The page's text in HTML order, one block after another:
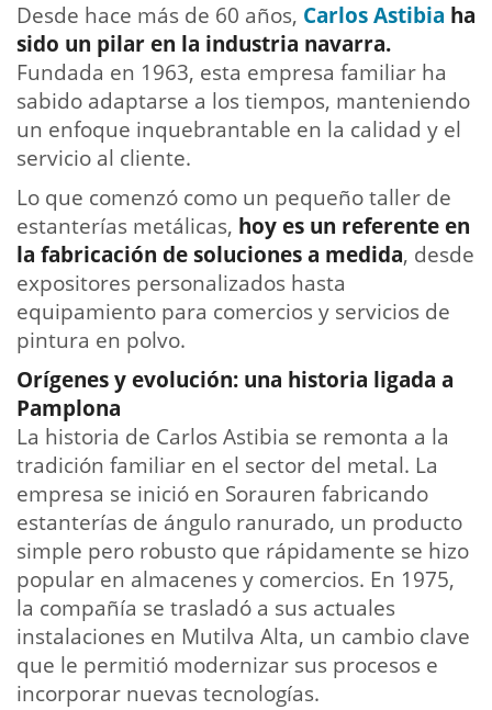
Desde hace más de 60 años, Carlos Astibia ha
sido un pilar en la industria navarra.
Fundada en 1963, esta empresa familiar ha
sabido adaptarse a los tiempos, manteniendo
un enfoque inquebrantable en la calidad y el
servicio al cliente.
Lo que comenzó como un pequeño taller de
estanterías metálicas, hoy es un referente en
la fabricación de soluciones a medida, desde
expositores personalizados hasta
equipamiento para comercios y servicios de
pintura en polvo.
Orígenes y evolución: una historia ligada a
Pamplona
La historia de Carlos Astibia se remonta a la
tradición familiar en el sector del metal. La
empresa se inició en Sorauren fabricando
estanterías de ángulo ranurado, un producto
simple pero robusto que rápidamente se hizo
popular en almacenes y comercios. En 1975,
la compañía se trasladó a sus actuales
instalaciones en Mutilva Alta, un cambio clave
que le permitió modernizar sus procesos e
incorporar nuevas tecnologías.